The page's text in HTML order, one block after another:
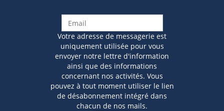
Votre adresse de messagerie est
uniquement utilisée pour vous
envoyer notre lettre d'information
ainsi que des informations
concernant nos activités. Vous
pouvez à tout moment utiliser le lien
de désabonnement intégré dans
chacun de nos mails.